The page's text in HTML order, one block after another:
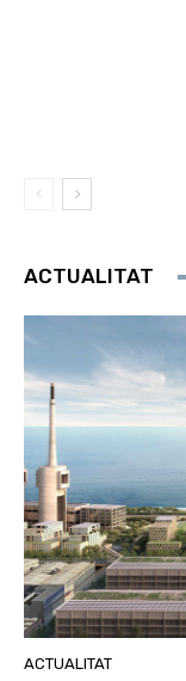
ACTUALITAT
ACTUALITAT